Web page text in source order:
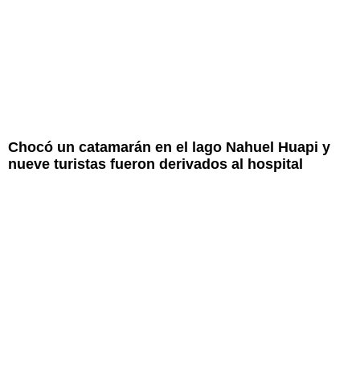
Chocó un catamarán en el lago Nahuel Huapi y
nueve turistas fueron derivados al hospital